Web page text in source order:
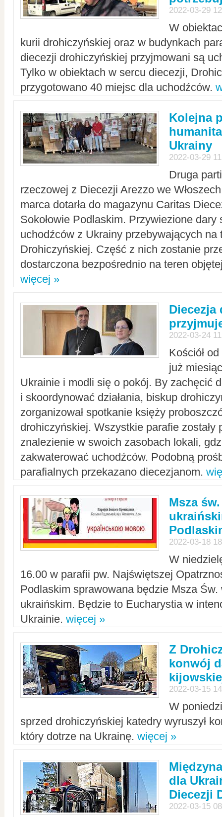
2022-03-29
W
kurii drohiczyńskiej oraz w budynkach
diecezji drohiczyńskiej przyjmowani są
Tylko w obiektach w sercu diecezji,
przygotowano 40 miejsc dla uchodźców.
Kolejna
Ukrainy
2022-03-29
Druga
rzeczowej z Diecezji Arezzo we
marca dotarła do magazynu Caritas
Sokołowie Podlaskim. Przywiezione dary
uchodźców z Ukrainy przebywających na
Drohiczyńskiej. Część z nich zostanie
dostarczona bezpośrednio na teren
więcej »
Diecezja
2022-03-24
Kościół
już
Ukrainie i modli się o pokój. By zachęcić
i skoordynować działania, biskup
zorganizował spotkanie księży
drohiczyńskiej. Wszystkie parafie zostały
znalezienie w swoich zasobach lokali,
zakwaterować uchodźców. Podobną
parafialnych przekazano diecezjanom.
Msza
2022-03-18
W
16.00 w parafii pw. Najświętszej
Podlaskim sprawowana będzie Msza Św.
ukraińskim. Będzie to Eucharystia w
Ukrainie. więcej »
Z
konwój
2022-03-15
W
sprzed drohiczyńskiej katedry wyruszył
który dotrze na Ukrainę. więcej »
dla
Diecezji
2022-03-15